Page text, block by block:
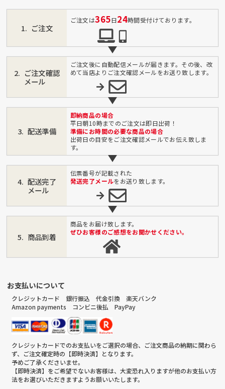
ご注文
ご注文は365日24時間受付けております。
ご注文確認
メール
ご注文後に自動配信メールが届きます。その後、改
めて当店よりご注文確認メールをお送り致します。
配送準備
即納商品の場合
平日朝10時までのご注文は即日出荷！
準備にお時間の必要な商品の場合
出荷日の目安をご注文確認メールでお伝え致しま
す。
配送完了
メール
伝票番号が記載された
発送完了メールをお送り致します。
商品到着
商品をお届け致します。
ぜひお客様のご感想をお聞かせください。
お支払いについて
クレジットカード 銀行振込 代金引換 楽天バンク
Amazon payments コンビニ後払 PayPay
クレジットカードでのお支払いをご選択の場合、ご注文商品の納期に関わら
ず、ご注文確定時の【即時決済】となります。
予めご了承くださいませ。
【即時決済】をご希望でないお客様は、大変恐れ入りますが他のお支払い方
法をお選びいただきますようお願いいたします。